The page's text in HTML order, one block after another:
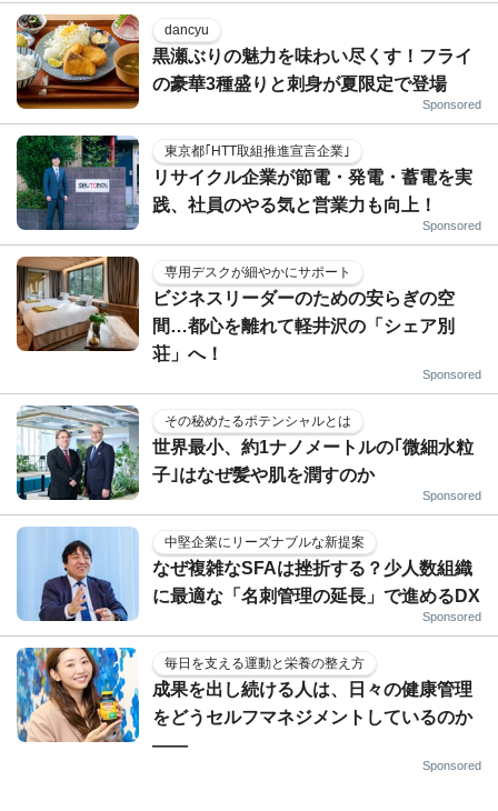
dancyu
黒瀬ぶりの魅力を味わい尽くす！フライ
の豪華3種盛りと刺身が夏限定で登場
Sponsored
東京都｢HTT取組推進宣言企業｣
リサイクル企業が節電・発電・蓄電を実
践、社員のやる気と営業力も向上！
Sponsored
専用デスクが細やかにサポート
ビジネスリーダーのための安らぎの空
間…都心を離れて軽井沢の「シェア別
荘」へ！
Sponsored
その秘めたるポテンシャルとは
世界最小、約1ナノメートルの｢微細水粒
子｣はなぜ髪や肌を潤すのか
Sponsored
中堅企業にリーズナブルな新提案
なぜ複雑なSFAは挫折する？少人数組織
に最適な「名刺管理の延長」で進めるDX
Sponsored
毎日を支える運動と栄養の整え方
成果を出し続ける人は、日々の健康管理
をどうセルフマネジメントしているのか
——
Sponsored